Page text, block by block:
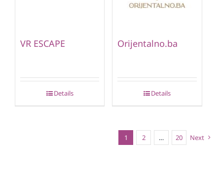
VR ESCAPE
Details
Orijentalno.ba
Details
1 2 … 20 Next